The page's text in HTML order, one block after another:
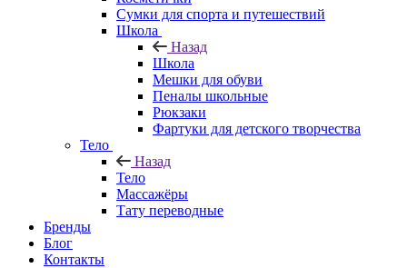
Сумки для спорта и путешествий
Школа
Назад
Школа
Мешки для обуви
Пеналы школьные
Рюкзаки
Фартуки для детского творчества
Тело
Назад
Тело
Массажёры
Тату переводные
Бренды
Блог
Контакты